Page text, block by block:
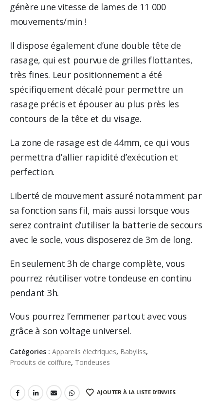
génère une vitesse de lames de 11 000
mouvements/min !
Il dispose également d’une double tête de
rasage, qui est pourvue de grilles flottantes,
très fines. Leur positionnement a été
spécifiquement décalé pour permettre un
rasage précis et épouser au plus près les
contours de la tête et du visage.
La zone de rasage est de 44mm, ce qui vous
permettra d’allier rapidité d’exécution et
perfection.
Liberté de mouvement assuré notamment par
sa fonction sans fil, mais aussi lorsque vous
serez contraint d’utiliser la batterie de secours
avec le socle, vous disposerez de 3m de long.
En seulement 3h de charge complète, vous
pourrez réutiliser votre tondeuse en continu
pendant 3h.
Vous pourrez l’emmener partout avec vous
grâce à son voltage universel.
Catégories : Appareils électriques, Babyliss,
Produits de coiffure, Tondeuses
AJOUTER À LA LISTE D’ENVIES